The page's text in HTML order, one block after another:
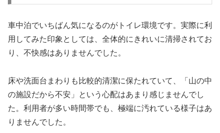
車中泊でいちばん気になるのがトイレ環境です。実際に利
用してみた印象としては、全体的にきれいに清掃されてお
り、不快感はありませんでした。
床や洗面台まわりも比較的清潔に保たれていて、「山の中
の施設だから不安」という心配はあまり感じませんでし
た。利用者が多い時間帯でも、極端に汚れている様子はあ
りませんでした。